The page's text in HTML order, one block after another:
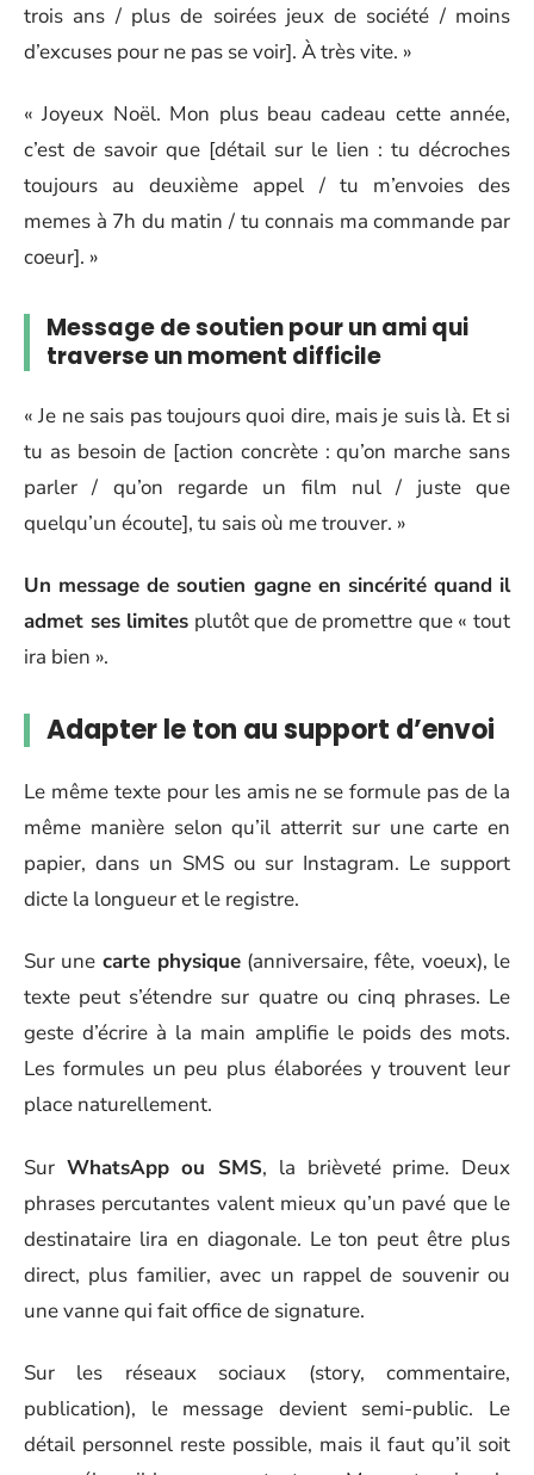
trois ans / plus de soirées jeux de société / moins
d’excuses pour ne pas se voir]. À très vite. »
« Joyeux Noël. Mon plus beau cadeau cette année,
c’est de savoir que [détail sur le lien : tu décroches
toujours au deuxième appel / tu m’envoies des
memes à 7h du matin / tu connais ma commande par
coeur]. »
Message de soutien pour un ami qui
traverse un moment difficile
« Je ne sais pas toujours quoi dire, mais je suis là. Et si
tu as besoin de [action concrète : qu’on marche sans
parler / qu’on regarde un film nul / juste que
quelqu’un écoute], tu sais où me trouver. »
Un message de soutien gagne en sincérité quand il
admet ses limites plutôt que de promettre que « tout
ira bien ».
Adapter le ton au support d’envoi
Le même texte pour les amis ne se formule pas de la
même manière selon qu’il atterrit sur une carte en
papier, dans un SMS ou sur Instagram. Le support
dicte la longueur et le registre.
Sur une carte physique(anniversaire, fête, voeux), le
texte peut s’étendre sur quatre ou cinq phrases. Le
geste d’écrire à la main amplifie le poids des mots.
Les formules un peu plus élaborées y trouvent leur
place naturellement.
Sur WhatsApp ou SMS, la brièveté prime. Deux
phrases percutantes valent mieux qu’un pavé que le
destinataire lira en diagonale. Le ton peut être plus
direct, plus familier, avec un rappel de souvenir ou
une vanne qui fait office de signature.
Sur les réseaux sociaux (story, commentaire,
publication), le message devient semi-public. Le
détail personnel reste possible, mais il faut qu’il soit